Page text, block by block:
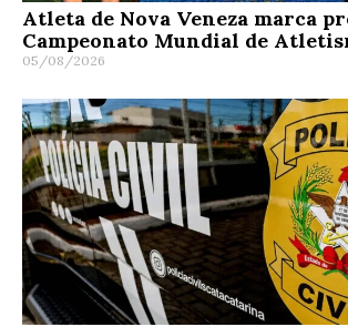
Atleta de Nova Veneza marca
Campeonato Mundial de
05/08/2026